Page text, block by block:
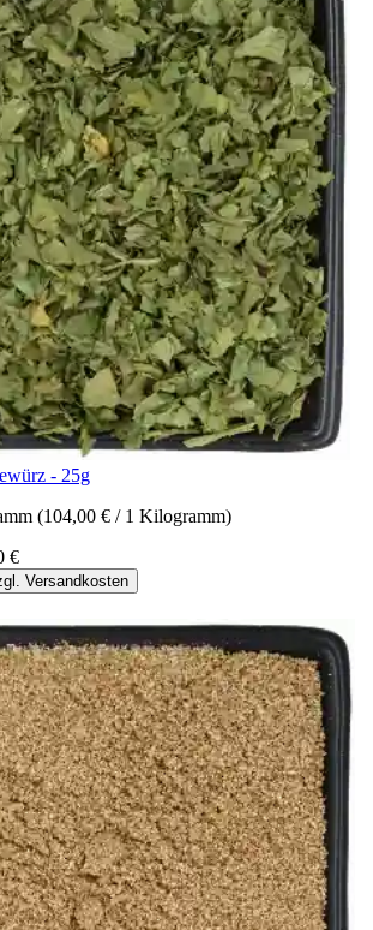
- 25g
(104,00 € / 1 Kilogramm)
€
Versandkosten